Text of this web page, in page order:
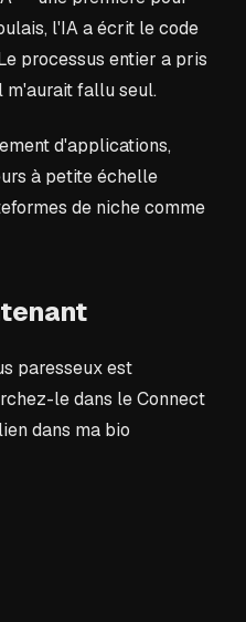
l'IA a écrit le code
processus entier a pris
m'aurait fallu seul.
d'applications,
à petite échelle
de niche comme
paresseux est
le dans le Connect
dans ma bio